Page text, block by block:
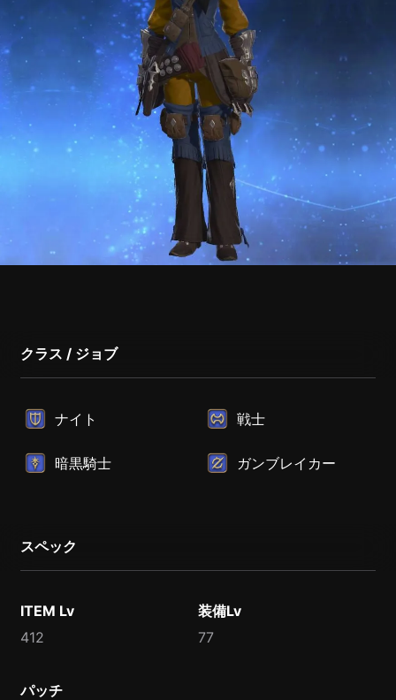
クラス / ジョブ
ナイト 戦士
暗黒騎士 ガンブレイカー
スペック
ITEM Lv
412
装備Lv
77
パッチ